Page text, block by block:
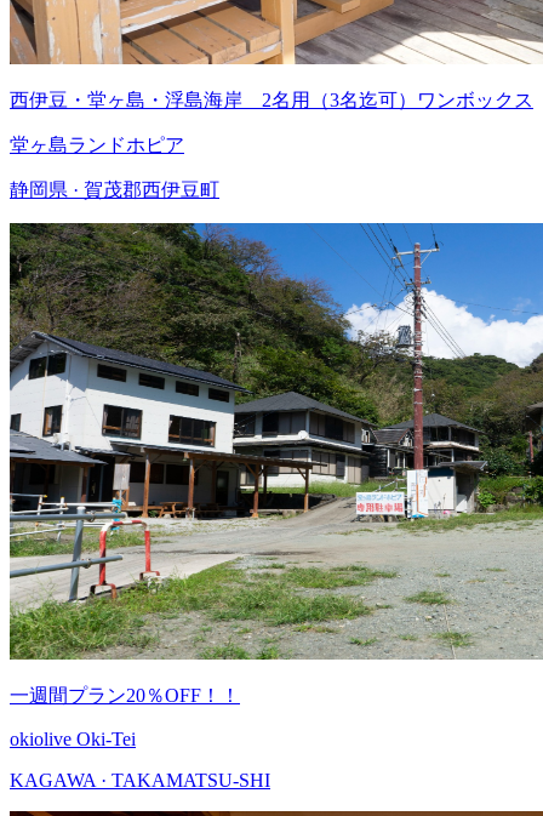
西伊豆・堂ヶ島・浮島海岸 2名用（3名迄可）ワンボックス
堂ヶ島ランドホピア
静岡県 · 賀茂郡西伊豆町
一週間プラン20％OFF！！
okiolive Oki-Tei
KAGAWA · TAKAMATSU-SHI